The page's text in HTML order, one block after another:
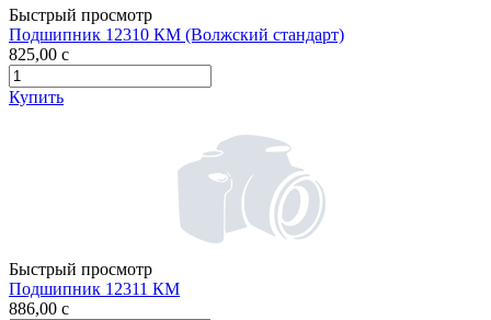
Быстрый просмотр
Подшипник 12310 КМ (Волжский стандарт)
825,00 c
Купить
Быстрый просмотр
Подшипник 12311 КМ
886,00 c